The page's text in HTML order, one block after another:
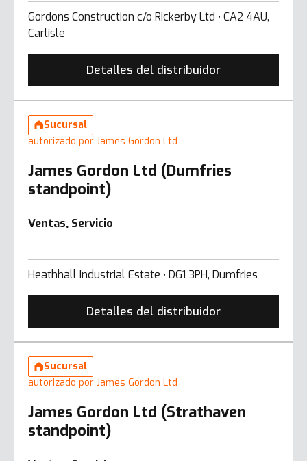
Gordons Construction c/o Rickerby Ltd ∙ CA2 4AU,
Carlisle
Detalles del distribuidor
Sucursal
autorizado por James Gordon Ltd
James Gordon Ltd (Dumfries
standpoint)
Ventas, Servicio
Heathhall Industrial Estate ∙ DG1 3PH, Dumfries
Detalles del distribuidor
Sucursal
autorizado por James Gordon Ltd
James Gordon Ltd (Strathaven
standpoint)